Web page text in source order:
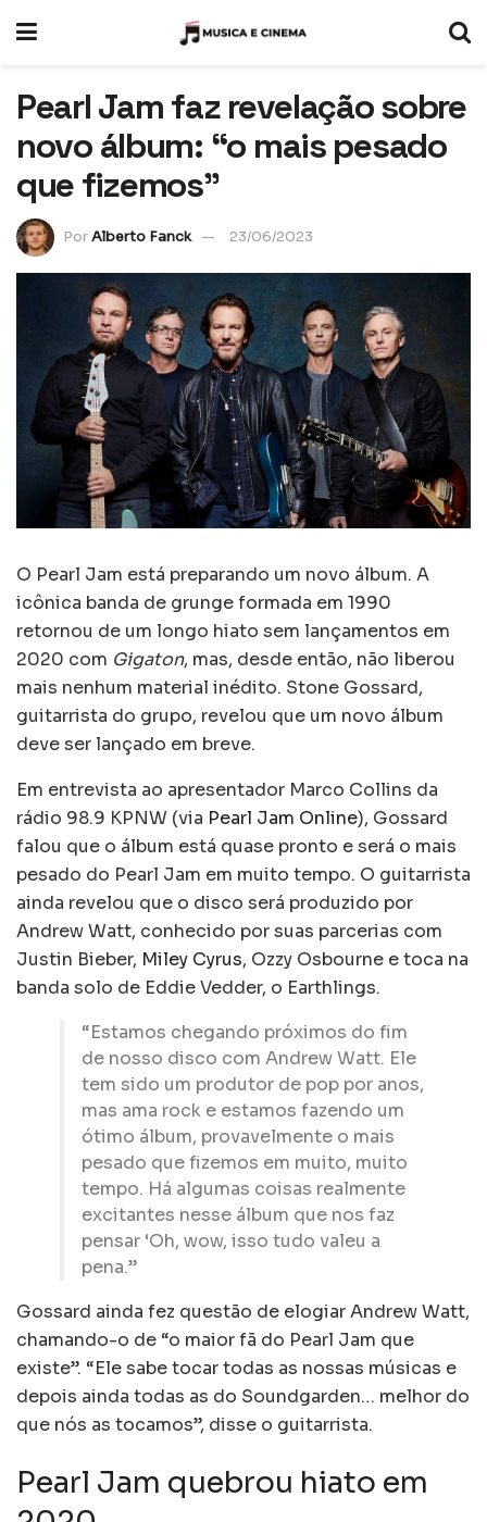
Pearl Jam faz revelação sobre
novo álbum: “o mais pesado
que fizemos”
PorAlberto Fanck 23/06/2023
O Pearl Jam está preparando um novo álbum. A
icônica banda de grunge formada em 1990
retornou de um longo hiato sem lançamentos em
2020 com Gigaton, mas, desde então, não liberou
mais nenhum material inédito. Stone Gossard,
guitarrista do grupo, revelou que um novo álbum
deve ser lançado em breve.
Em entrevista ao apresentador Marco Collins da
rádio 98.9 KPNW (via Pearl Jam Online), Gossard
falou que o álbum está quase pronto e será o mais
pesado do Pearl Jam em muito tempo. O guitarrista
ainda revelou que o disco será produzido por
Andrew Watt, conhecido por suas parcerias com
Justin Bieber, Miley Cyrus, Ozzy Osbourne e toca na
banda solo de Eddie Vedder, o Earthlings.
“Estamos chegando próximos do fim
de nosso disco com Andrew Watt. Ele
tem sido um produtor de pop por anos,
mas ama rock e estamos fazendo um
ótimo álbum, provavelmente o mais
pesado que fizemos em muito, muito
tempo. Há algumas coisas realmente
excitantes nesse álbum que nos faz
pensar ‘Oh, wow, isso tudo valeu a
pena.”
Gossard ainda fez questão de elogiar Andrew Watt,
chamando-o de “o maior fã do Pearl Jam que
existe”. “Ele sabe tocar todas as nossas músicas e
depois ainda todas as do Soundgarden… melhor do
que nós as tocamos”, disse o guitarrista.
Pearl Jam quebrou hiato em